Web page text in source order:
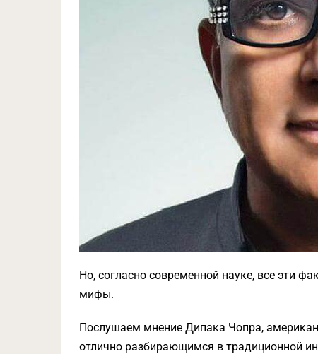
Но, согласно современной науке, все эти
мифы.
Послушаем мнение Дипака Чопра,
отлично разбирающимся в традиционной